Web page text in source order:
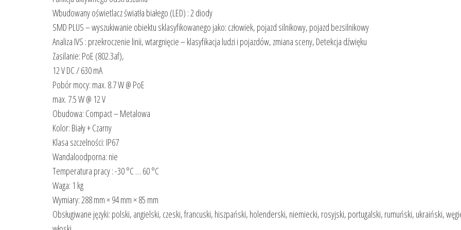
Wbudowany oświetlacz światła białego (LED) : 2 diody
SMD PLUS – wyszukiwanie obiektu sklasyfikowanego jako: człowiek, pojazd silnikowy, pojazd bezsilnikowy
Analiza IVS : przekroczenie linii, wtargnięcie – klasyfikacja ludzi i pojazdów, zmiana sceny, Detekcja dźwięku
Zasilanie: PoE (802.3af),
12 V DC / 630 mA
Pobór mocy: max. 8.7 W @ PoE
max. 7.5 W @ 12 V
Obudowa: Compact – Metalowa
Kolor: Biały + Czarny
Klasa szczelności: IP67
Wandaloodporna: nie
Temperatura pracy : -30 °C … 60 °C
Waga: 1 kg
Wymiary: 288 mm × 94 mm × 85 mm
Obsługiwane języki: polski, angielski, czeski, francuski, hiszpański, holenderski, niemiecki, rosyjski, portugalski, rumuński, ukraiński,